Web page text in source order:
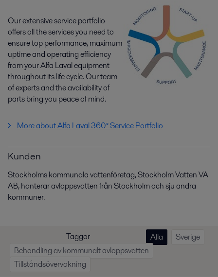
Our extensive service portfolio
offers all the services you need to
ensure top performance, maximum
uptime and operating efficiency
from your Alfa Laval equipment
throughout its life cycle. Our team
of experts and the availability of
parts bring you peace of mind.
More about Alfa Laval 360° Service Portfolio
Kunden
Stockholms kommunala vattenföretag, Stockholm Vatten VA
AB, hanterar avloppsvatten från Stockholm och sju andra
kommuner.
Taggar Alla
Sverige
Behandling av kommunalt avloppsvatten
Tillståndsövervakning